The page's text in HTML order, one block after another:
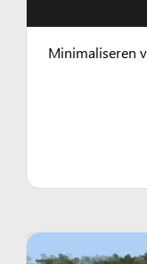
Minimaliseren